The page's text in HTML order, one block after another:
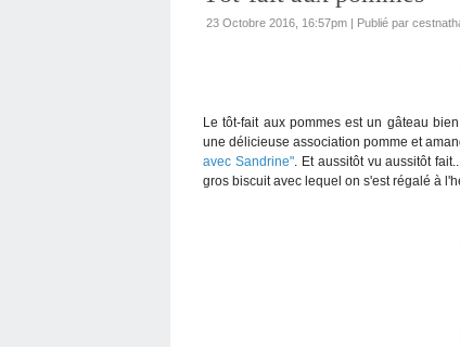
23 Octobre 2016, 16:57pm | Publié par
Le tôt-fait aux pommes est un gâteau
une délicieuse association pomme et
avec Sandrine". Et aussitôt vu aussitôt
gros biscuit avec lequel on s'est régalé à